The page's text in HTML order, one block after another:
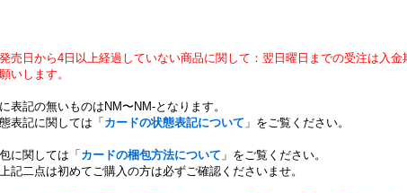
売日から4日以上経過していない商品に関して：翌日曜日までの受注は入
いします。
表記の無いものはNM〜NM-となります。
表記に関しては「 カードの状態表記について 」をご覧ください。
に関しては「 カードの梱包方法について 」をご覧ください。
記二点は初めてご購入の方は必ずご確認くださいませ。